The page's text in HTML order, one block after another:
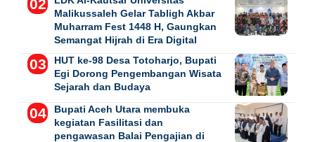
Malikussaleh Gelar Tabligh Akbar
Muharram Fest 1448 H, Gaungkan
Semangat Hijrah di Era Digital
HUT ke-98 Desa Totoharjo, Bupati
Egi Dorong Pengembangan Wisata
Sejarah dan Budaya
Bupati Aceh Utara membuka
kegiatan Fasilitasi dan
pengawasan Balai Pengajian di